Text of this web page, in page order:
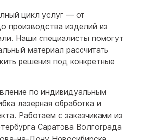
цикл услуг — от
производства изделий из
Наши специалисты помогут
материал рассчитать
решения под конкретные
по индивидуальным
лазерная обработка и
Работаем с заказчиками из
Саратова Волгограда